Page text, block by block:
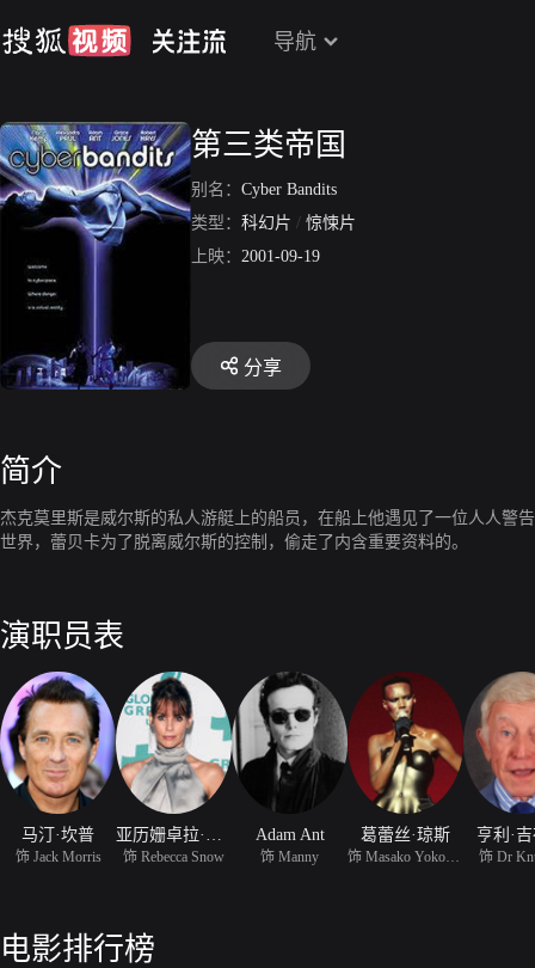
导航
第三类帝国
别名： Cyber Bandits
类型： 科幻片 / 惊悚片
上映： 2001-09-19
分享
简介
杰克莫里斯是威尔斯的私人游艇上的船员，在船上他遇见了一位人人警
世界，蕾贝卡为了脱离威尔斯的控制，偷走了内含重要资料的。
演职员表
马汀·坎普
饰 Jack Morris 饰 Rebecca Snow
Adam Ant
饰 Manny
葛蕾丝·琼斯 亨利·
饰 Dr
电影排行榜